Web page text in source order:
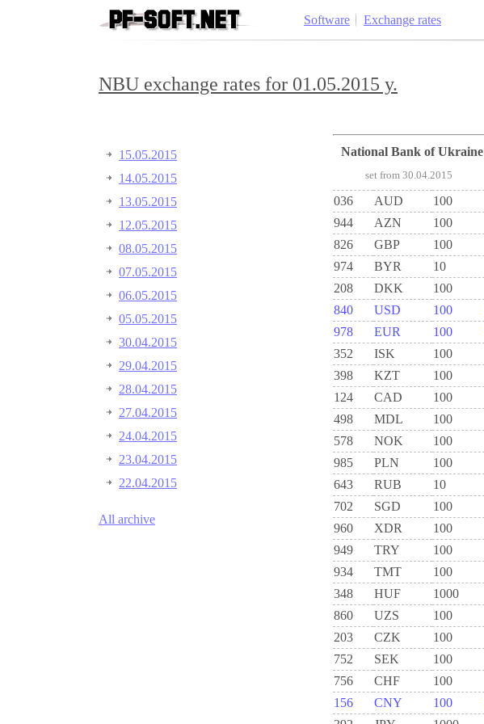
Software Exchange rates
NBU exchange rates for 01.05.2015 y.
15.05.2015
14.05.2015
13.05.2015
12.05.2015
08.05.2015
07.05.2015
06.05.2015
05.05.2015
30.04.2015
29.04.2015
28.04.2015
27.04.2015
24.04.2015
23.04.2015
22.04.2015
All archive
National Bank of Ukraine
set from 30.04.2015
036 AUD 100
944
AZN 100
826
GBP 100
974
BYR 10
208
DKK 100
840
USD 100
978
EUR 100
352
ISK 100
398
KZT 100
124
CAD 100
498
MDL 100
578
NOK 100
985
PLN 100
643
RUB 10
702
SGD 100
960
XDR 100
949
TRY 100
934
TMT 100
348
HUF 1000
860
UZS 100
203
CZK 100
752
SEK 100
756
CHF 100
156
CNY 100